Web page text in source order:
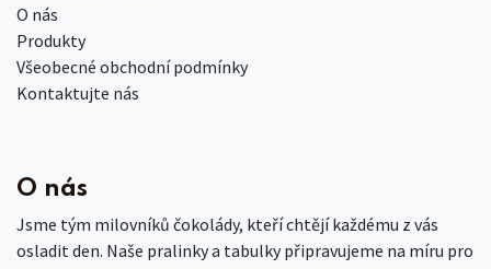
O nás
Produkty
Všeobecné obchodní podmínky
Kontaktujte nás
O nás
Jsme tým milovníků čokolády, kteří chtějí každému z vás
osladit den. Naše pralinky a tabulky připravujeme na míru pro